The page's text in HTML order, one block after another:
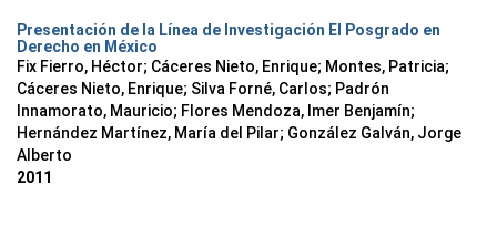
Presentación de la Línea de Investigación El Posgrado en
Derecho en México
Fix Fierro, Héctor; Cáceres Nieto, Enrique; Montes, Patricia;
Cáceres Nieto, Enrique; Silva Forné, Carlos; Padrón
Innamorato, Mauricio; Flores Mendoza, Imer Benjamín;
Hernández Martínez, María del Pilar; González Galván, Jorge
Alberto
2011